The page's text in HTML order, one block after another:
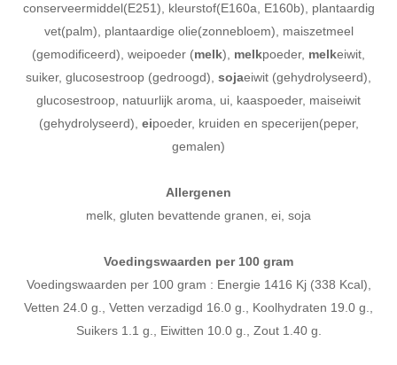
conserveermiddel(E251), kleurstof(E160a, E160b), plantaardig
vet(palm), plantaardige olie(zonnebloem), maiszetmeel
(gemodificeerd), weipoeder (melk), melkpoeder, melkeiwit,
suiker, glucosestroop (gedroogd), sojaeiwit (gehydrolyseerd),
glucosestroop, natuurlijk aroma, ui, kaaspoeder, maiseiwit
(gehydrolyseerd), eipoeder, kruiden en specerijen(peper,
gemalen)
Allergenen
melk, gluten bevattende granen, ei, soja
Voedingswaarden per 100 gram
Voedingswaarden per 100 gram : Energie 1416 Kj (338 Kcal),
Vetten 24.0 g., Vetten verzadigd 16.0 g., Koolhydraten 19.0 g.,
Suikers 1.1 g., Eiwitten 10.0 g., Zout 1.40 g.